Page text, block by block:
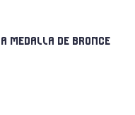
MEDALLA DE BRONCE